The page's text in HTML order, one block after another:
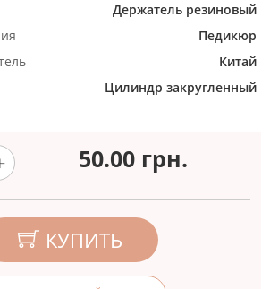
Держатель резиновый
Педикюр
Китай
Цилиндр закругленный
50.00 грн.
КУПИТЬ